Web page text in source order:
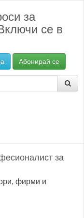
за
се в
Абонирай се
за
фирми и